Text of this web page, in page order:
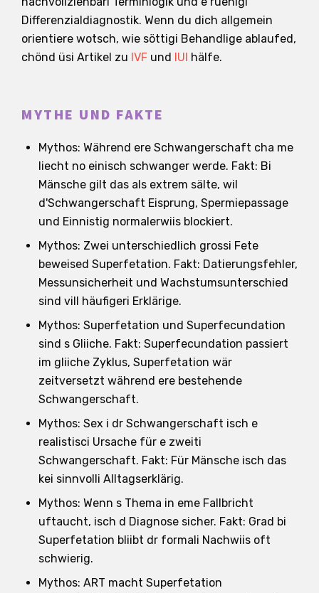
Differenzialdiagnostik. Wenn du dich allgemein
orientiere wotsch, wie söttigi Behandlige ablaufed,
chönd üsi Artikel zu IVF und IUI hälfe.
MYTHE UND FAKTE
Mythos: Während ere Schwangerschaft cha me
liecht no einisch schwanger werde. Fakt: Bi
Mänsche gilt das als extrem sälte, wil
d'Schwangerschaft Eisprung, Spermiepassage
und Einnistig normalerwiis blockiert.
Mythos: Zwei unterschiedlich grossi Fete
beweised Superfetation. Fakt: Datierungsfehler,
Messunsicherheit und Wachstumsunterschied
sind vill häufigeri Erklärige.
Mythos: Superfetation und Superfecundation
sind s Gliiche. Fakt: Superfecundation passiert
im gliiche Zyklus, Superfetation wär
zeitversetzt während ere bestehende
Schwangerschaft.
Mythos: Sex i dr Schwangerschaft isch e
realistisci Ursache für e zweiti
Schwangerschaft. Fakt: Für Mänsche isch das
kei sinnvolli Alltagserklärig.
Mythos: Wenn s Thema in eme Fallbricht
uftaucht, isch d Diagnose sicher. Fakt: Grad bi
Superfetation bliibt dr formali Nachwiis oft
schwierig.
Mythos: ART macht Superfetation